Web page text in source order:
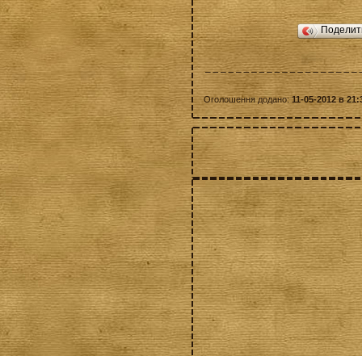
Оголошення додано:11-05-2012 в